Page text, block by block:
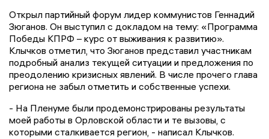
Открыл партийный форум лидер коммунистов Геннадий
Зюганов. Он выступил с докладом на тему: «Программа
Победы КПРФ – курс от выживания к развитию».
Клычков отметил, что Зюганов представил участникам
подробный анализ текущей ситуации и предложения по
преодолению кризисных явлений. В числе прочего глава
региона не забыл отметить и собственные успехи.
- На Пленуме были продемонстрированы результаты
моей работы в Орловской области и те вызовы, с
которыми сталкивается регион, - написал Клычков.